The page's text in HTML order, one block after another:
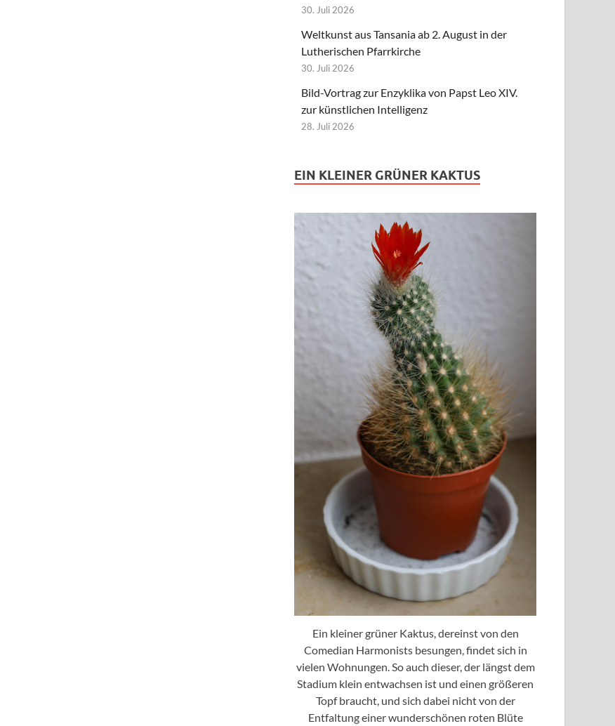
30. Juli 2026
Weltkunst aus Tansania ab 2. August in der
Lutherischen Pfarrkirche
30. Juli 2026
Bild-Vortrag zur Enzyklika von Papst Leo XIV.
zur künstlichen Intelligenz
28. Juli 2026
EIN KLEINER GRÜNER KAKTUS
Ein kleiner grüner Kaktus, dereinst von den
Comedian Harmonists besungen, findet sich in
vielen Wohnungen. So auch dieser, der längst dem
Stadium klein entwachsen ist und einen größeren
Topf braucht, und sich dabei nicht von der
Entfaltung einer wunderschönen roten Blüte